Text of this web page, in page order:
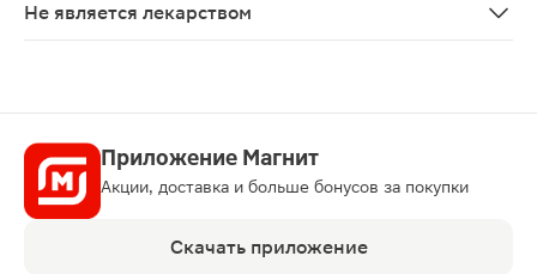
Не является лекарством
Приложение Магнит
Акции, доставка и больше бонусов за покупки
Скачать приложение